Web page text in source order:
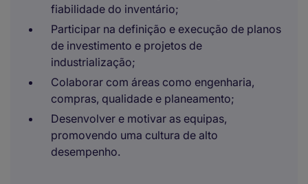
fiabilidade do inventário;
Participar na definição e execução de planos
de investimento e projetos de
industrialização;
Colaborar com áreas como engenharia,
compras, qualidade e planeamento;
Desenvolver e motivar as equipas,
promovendo uma cultura de alto
desempenho.